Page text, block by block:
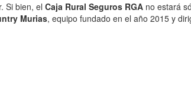
Si bien, el Caja Rural Seguros RGA no estará
Murias, equipo fundado en el año 2015 y